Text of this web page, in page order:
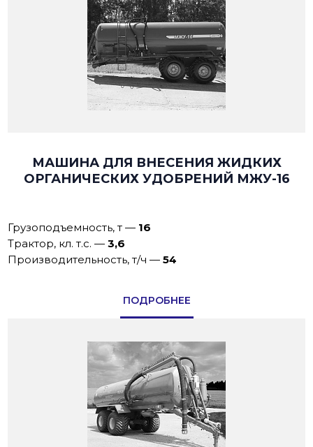
МАШИНА ДЛЯ ВНЕСЕНИЯ ЖИДКИХ
ОРГАНИЧЕСКИХ УДОБРЕНИЙ МЖУ-16
Грузоподъемность, т — 16
Трактор, кл. т.с. —3,6
Производительность, т/ч —54
ПОДРОБНЕЕ